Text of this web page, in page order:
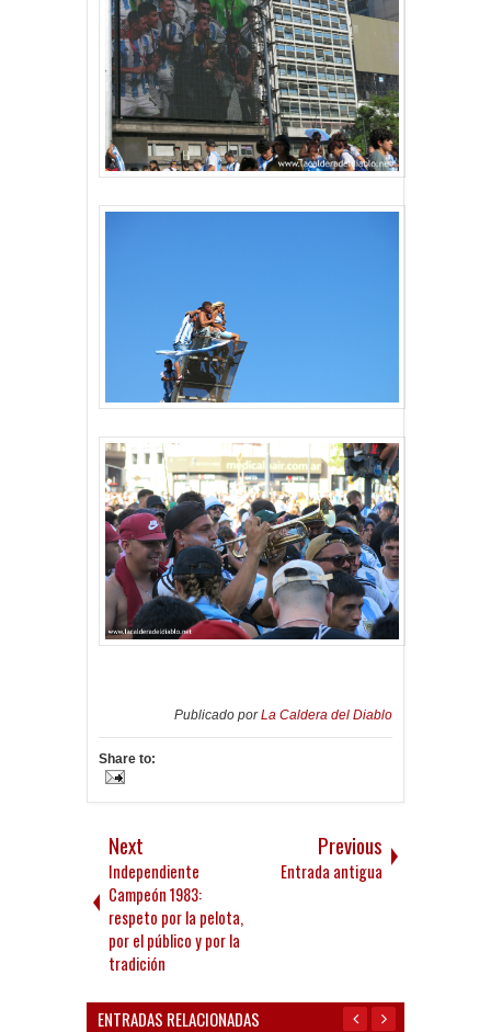
Publicado porLa Caldera del Diablo
Share to:
Next
Independiente
Campeón 1983:
respeto por la pelota,
por el público y por la
tradición
Previous
Entrada antigua
ENTRADAS RELACIONADAS